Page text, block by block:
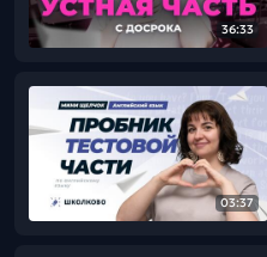
36:33
03:37